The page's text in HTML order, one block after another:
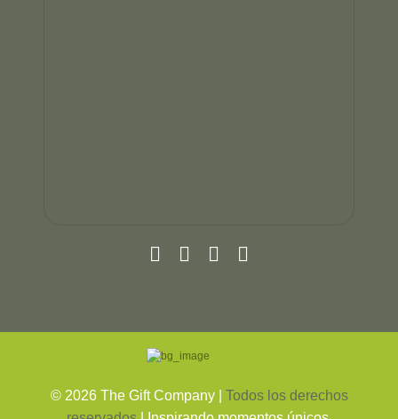
© 2026The Gift Company | Todos los derechos